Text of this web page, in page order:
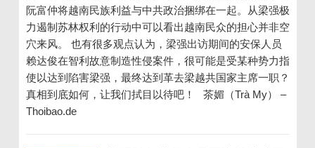
阮富仲将越南民族利益与中共政治捆绑在一起。从梁强极
力遏制苏林权利的行动中可以看出越南民众的担心并非空
穴来风。 也有很多观点认为，梁强出访期间的安保人员
赖达俊在智利故意制造性侵案件，很可能是受某种势力指
使以达到陷害梁强，最终达到革去梁越共国家主席一职？
真相到底如何，让我们拭目以待吧！ 茶媚（Trà My） –
Thoibao.de